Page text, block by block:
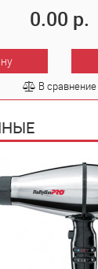
0.00 р.
В сравнение